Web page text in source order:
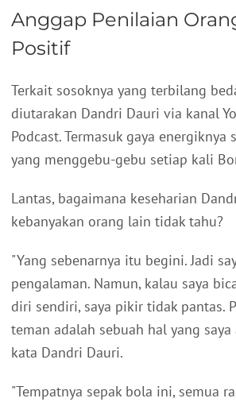
Anggap Penilaian
Positif
Terkait sosoknya yang terbilang
diutarakan Dandri Dauri via kanal
Podcast. Termasuk gaya energiknya
yang menggebu-gebu setiap kali
Lantas, bagaimana keseharian
kebanyakan orang lain tidak tahu?
"Yang sebenarnya itu begini. Jadi
pengalaman. Namun, kalau saya
diri sendiri, saya pikir tidak pantas.
teman adalah sebuah hal yang
kata Dandri Dauri.
"Tempatnya sepak bola ini, semua